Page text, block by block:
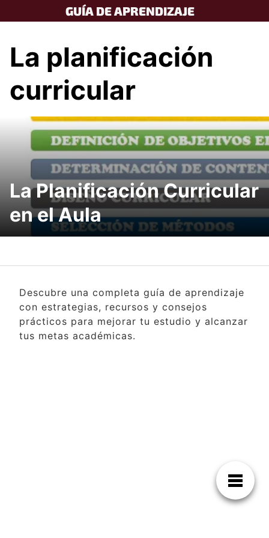
to
GUÍA DE APRENDIZAJE
La planificación
curricular
La Planificación Curricular
en el Aula
Descubre una completa guía de aprendizaje
con estrategias, recursos y consejos
prácticos para mejorar tu estudio y alcanzar
tus metas académicas.